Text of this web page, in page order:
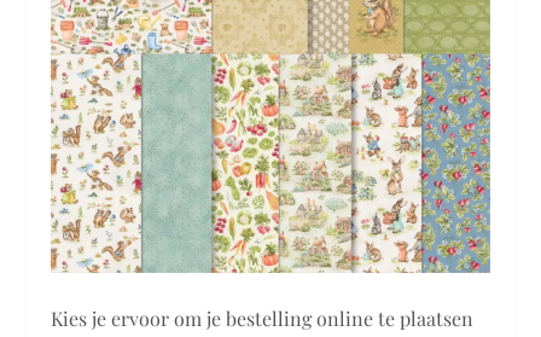
Kies je ervoor om je bestelling online te plaatsen